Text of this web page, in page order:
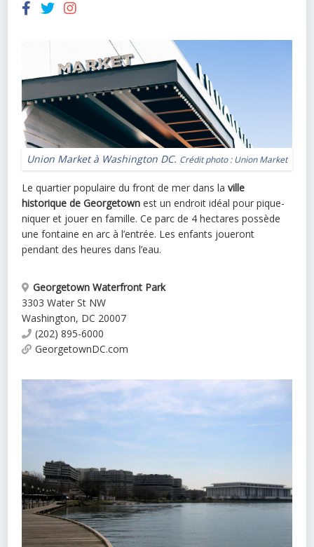
Union Market à Washington DC. Crédit photo :Union Market
Le quartier populaire du front de mer dans la ville
historique de Georgetown est un endroit idéal pour pique-
niquer et jouer en famille. Ce parc de 4 hectares possède
une fontaine en arc à l’entrée. Les enfants joueront
pendant des heures dans l’eau.
Georgetown Waterfront Park
3303 Water St NW
Washington, DC 20007
(202) 895-6000
GeorgetownDC.com